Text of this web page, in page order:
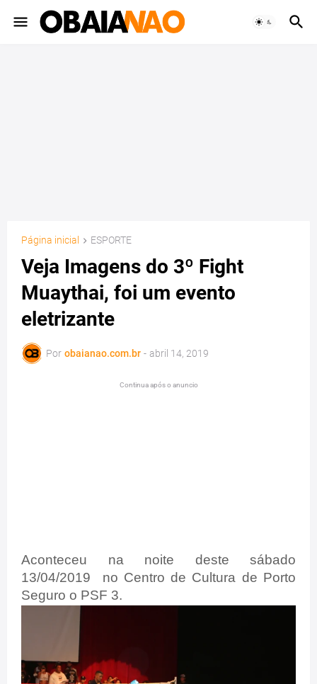
Página inicial ESPORTE
Veja Imagens do 3º Fight
Muaythai, foi um evento
eletrizante
Por obaianao.com.br - abril 14, 2019
Continua após o anuncio
Aconteceu na noite deste sábado
13/04/2019 no Centro de Cultura de Porto
Seguro o PSF 3.